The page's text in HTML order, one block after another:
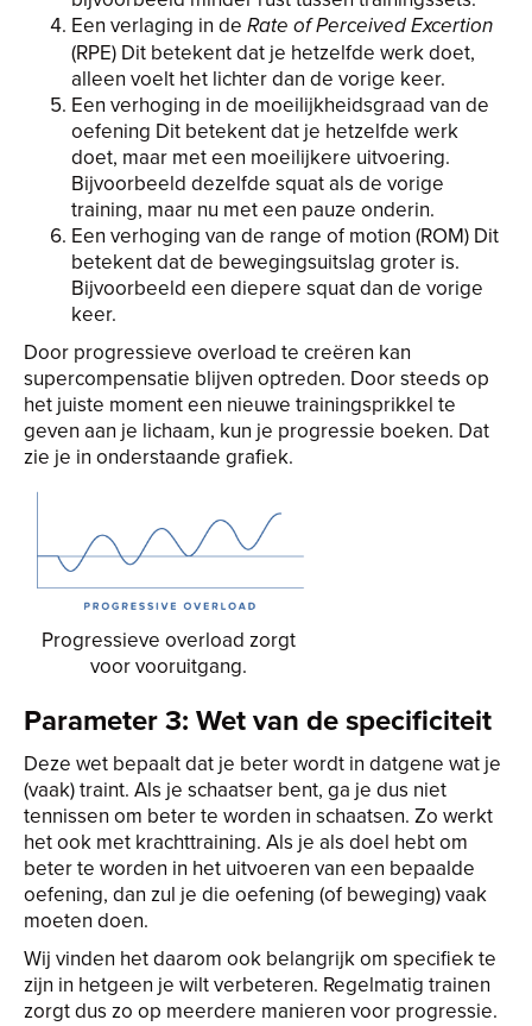
Een verlaging in de Rate of Perceived Excertion
(RPE) Dit betekent dat je hetzelfde werk doet,
alleen voelt het lichter dan de vorige keer.
Een verhoging in de moeilijkheidsgraad van de
oefening Dit betekent dat je hetzelfde werk
doet, maar met een moeilijkere uitvoering.
Bijvoorbeeld dezelfde squat als de vorige
training, maar nu met een pauze onderin.
Een verhoging van de range of motion (ROM) Dit
betekent dat de bewegingsuitslag groter is.
Bijvoorbeeld een diepere squat dan de vorige
keer.
Door progressieve overload te creëren kan
supercompensatie blijven optreden. Door steeds op
het juiste moment een nieuwe trainingsprikkel te
geven aan je lichaam, kun je progressie boeken. Dat
zie je in onderstaande grafiek.
Progressieve overload zorgt
voor vooruitgang.
Parameter 3: Wet van de specificiteit
Deze wet bepaalt dat je beter wordt in datgene wat je
(vaak) traint. Als je schaatser bent, ga je dus niet
tennissen om beter te worden in schaatsen. Zo werkt
het ook met krachttraining. Als je als doel hebt om
beter te worden in het uitvoeren van een bepaalde
oefening, dan zul je die oefening (of beweging) vaak
moeten doen.
Wij vinden het daarom ook belangrijk om specifiek te
zijn in hetgeen je wilt verbeteren. Regelmatig trainen
zorgt dus zo op meerdere manieren voor progressie.